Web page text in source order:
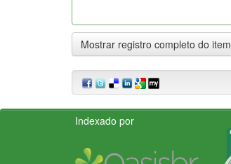
Mostrar registro completo do item
Indexado por